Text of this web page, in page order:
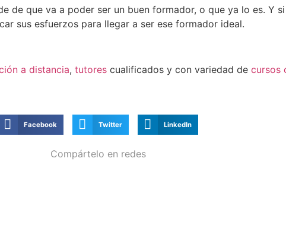
de que va a poder ser un buen formador, o que ya lo es. Y
sus esfuerzos para llegar a ser ese formador ideal.
a distancia, tutores cualificados y con variedad de cursos
Facebook Twitter LinkedIn
Compártelo en redes